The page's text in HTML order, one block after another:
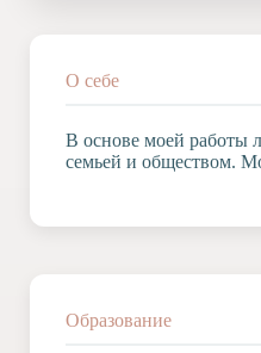
студия
Музыкальное
О себе
В основе моей работы
семьей и обществом.
Образование